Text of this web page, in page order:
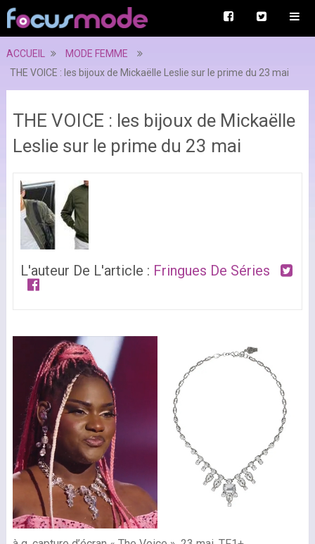
ACCUEIL
MODE FEMME
THE VOICE : les bijoux de Mickaëlle Leslie sur le prime du 23 mai
THE VOICE : les bijoux de Mickaëlle
Leslie sur le prime du 23 mai
L'auteur De L'article : Fringues De Séries